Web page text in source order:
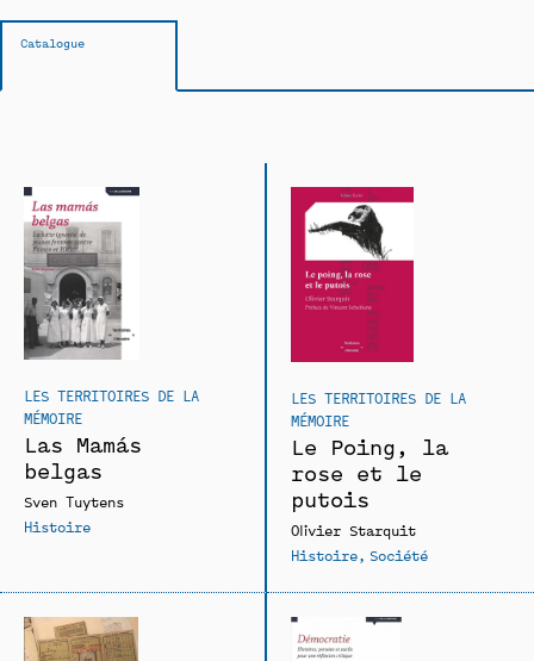
Catalogue
LES TERRITOIRES DE LA
MÉMOIRE
Las Mamás
belgas
Sven Tuytens
Histoire
LES TERRITOIRES DE LA
MÉMOIRE
Le Poing, la
rose et le
putois
Olivier Starquit
Histoire
Société